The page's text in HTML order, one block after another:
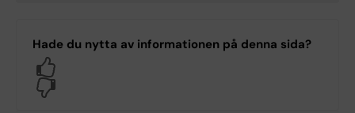
Hade du nytta av informationen på denna sida?